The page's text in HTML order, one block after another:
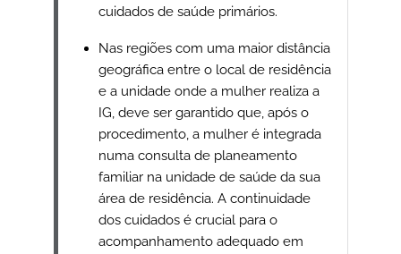
cuidados de saúde primários.
Nas regiões com uma maior distância
geográfica entre o local de residência
e a unidade onde a mulher realiza a
IG, deve ser garantido que, após o
procedimento, a mulher é integrada
numa consulta de planeamento
familiar na unidade de saúde da sua
área de residência. A continuidade
dos cuidados é crucial para o
acompanhamento adequado em